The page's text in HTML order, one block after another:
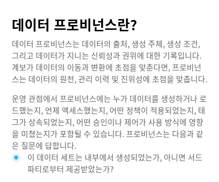
데이터 프로비넌스란?
데이터 프로비넌스는 데이터의 출처, 생성 주체, 생성 조건,
그리고 데이터가 지니는 신뢰성과 권위에 대한 기록입니다.
계보가 데이터의 이동과 변환에 초점을 맞춘다면, 프로비넌
스는 데이터의 원천, 관리 이력 및 진위성에 초점을 맞춥니다.
운영 관점에서 프로비넌스에는 누가 데이터를 생성하거나 로
드했는지, 언제 액세스했는지, 어떤 정책이 적용되었는지, 태
그가 상속되었는지, 어떤 승인이나 제어가 사용 방식에 영향
을 미쳤는지가 포함될 수 있습니다. 프로비넌스는 다음과 같
은 질문에 답합니다.
이 데이터 세트는 내부에서 생성되었는가, 아니면 서드
파티로부터 제공받았는가?